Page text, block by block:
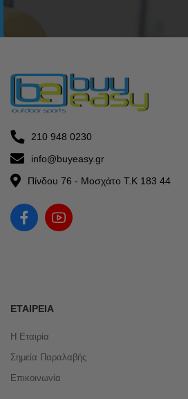
210 948 0230
info@buyeasy.gr
Πίνδου 76 - Μοσχάτο Τ.Κ 183 44
ΕΤΑΙΡΕΊΑ
Η Εταιρία
Σημεία Παραλαβής
Επικοινωνία